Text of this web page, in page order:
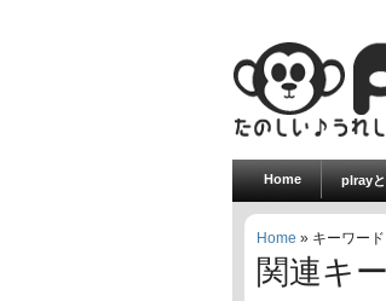
Home plray
Home » キーワー
関連キ